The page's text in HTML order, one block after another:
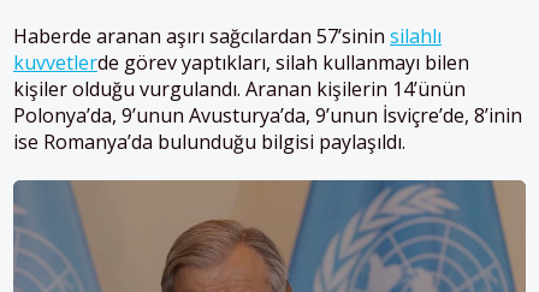
Haberde aranan aşırı sağcılardan 57’sinin silahlı
kuvvetlerde görev yaptıkları, silah kullanmayı bilen
kişiler olduğu vurgulandı. Aranan kişilerin 14’ünün
Polonya’da, 9’unun Avusturya’da, 9’unun İsviçre’de, 8’inin
ise Romanya’da bulunduğu bilgisi paylaşıldı.